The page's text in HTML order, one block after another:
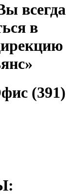
всегда
в
(391)